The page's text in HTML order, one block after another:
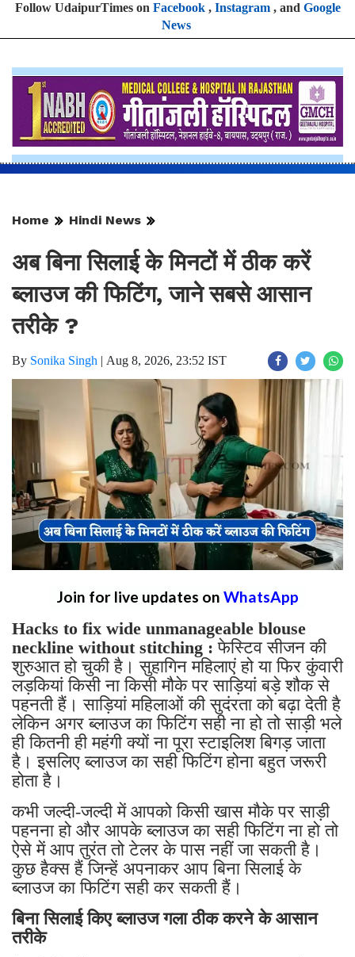
Follow UdaipurTimes on Facebook, Instagram, and Google
News
Home Hindi News
अब बिना सिलाई के मिनटों में ठीक करें
ब्लाउज की फिटिंग, जाने सबसे आसान
तरीके ?
By Sonika Singh | Aug 8, 2026, 23:52 IST
Join for live updates on WhatsApp
Hacks to fix wide unmanageable blouse
neckline without stitching :फेस्टिव सीजन की
शुरुआत हो चुकी है। सुहागिन महिलाएं हो या फिर कुंवारी
लड़कियां किसी ना किसी मौके पर साड़ियां बड़े शौक से
पहनती हैं। साड़ियां महिलाओं की सुदंरता को बढ़ा देती है
लेकिन अगर ब्लाउज का फिटिंग सही ना हो तो साड़ी भले
ही कितनी ही महंगी क्यों ना पूरा स्टाइलिश बिगड़ जाता
है। इसलिए ब्लाउज का सही फिटिंग होना बहुत जरूरी
होता है।
कभी जल्दी-जल्दी में आपको किसी खास मौके पर साड़ी
पहनना हो और आपके ब्लाउज का सही फिटिंग ना हो तो
ऐसे में आप तुरंत तो टेलर के पास नहीं जा सकती है।
कुछ हैक्स हैं जिन्हें अपनाकर आप बिना सिलाई के
ब्लाउज का फिटिंग सही कर सकती हैं।
बिना सिलाई किए ब्लाउज गला ठीक करने के आसान
तरीके